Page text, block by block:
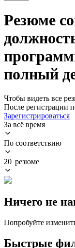
Резюме
полный
Чтобы видеть все
После регистрации
Зарегистрироваться
За всё время
По соответствию
20 резюме
Ничего не
Попробуйте
Быстрые